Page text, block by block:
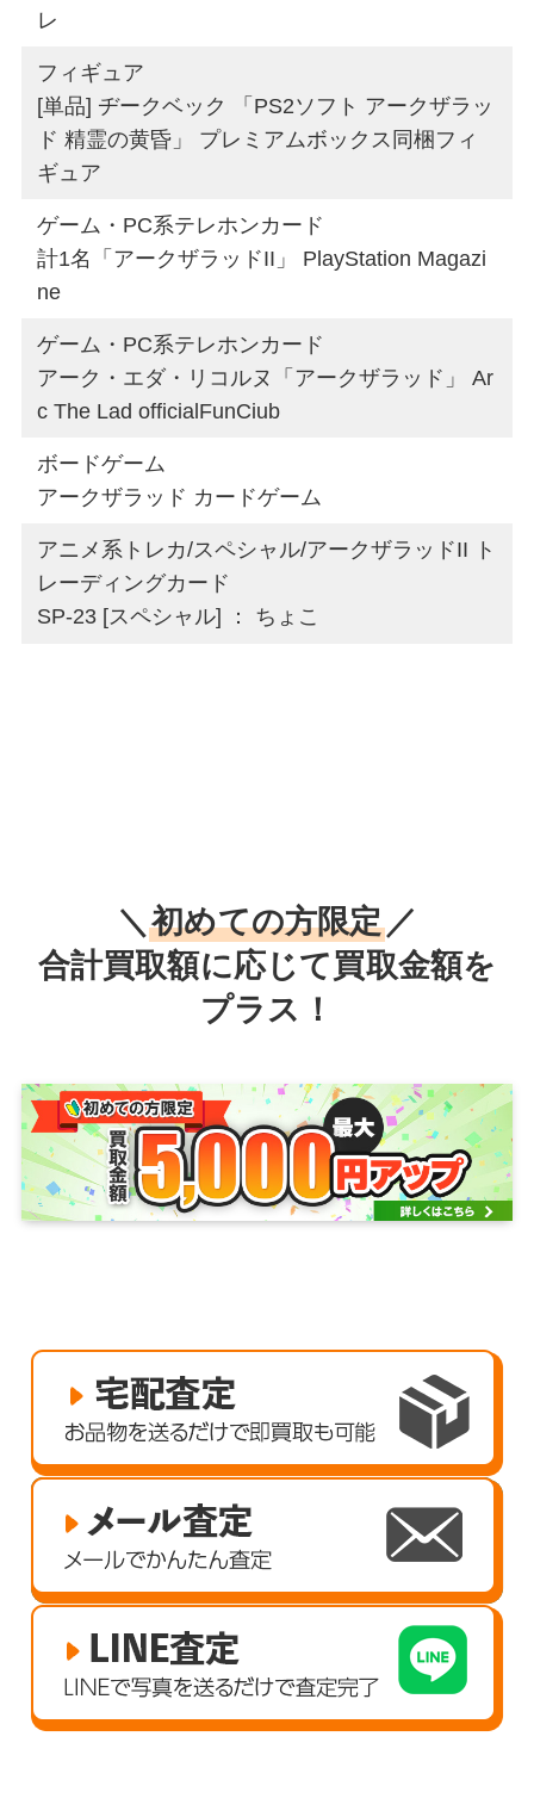
レ
フィギュア
[単品] ヂークベック 「PS2ソフト アークザラッ
ド 精霊の黄昏」 プレミアムボックス同梱フィ
ギュア
ゲーム・PC系テレホンカード
計1名「アークザラッドII」 PlayStation Magazi
ne
ゲーム・PC系テレホンカード
アーク・エダ・リコルヌ「アークザラッド」 Ar
c The Lad officialFunCiub
ボードゲーム
アークザラッド カードゲーム
アニメ系トレカ/スペシャル/アークザラッドII ト
レーディングカード
SP-23 [スペシャル] ： ちょこ
＼初めての方限定／
合計買取額に応じて買取金額を
プラス！